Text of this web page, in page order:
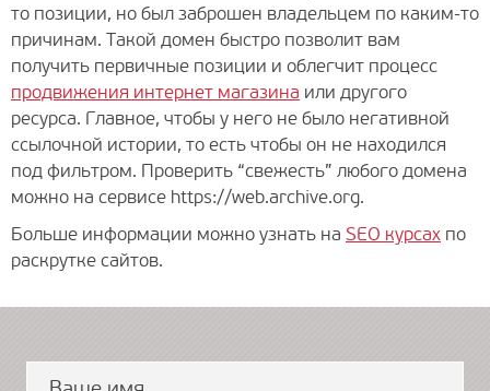
то позиции, но был заброшен владельцем по каким-то
причинам. Такой домен быстро позволит вам
получить первичные позиции и облегчит процесс
продвижения интернет магазина или другого
ресурса. Главное, чтобы у него не было негативной
ссылочной истории, то есть чтобы он не находился
под фильтром. Проверить “свежесть” любого домена
можно на сервисе https://web.archive.org.
Больше информации можно узнать на SEO курсах по
раскрутке сайтов.